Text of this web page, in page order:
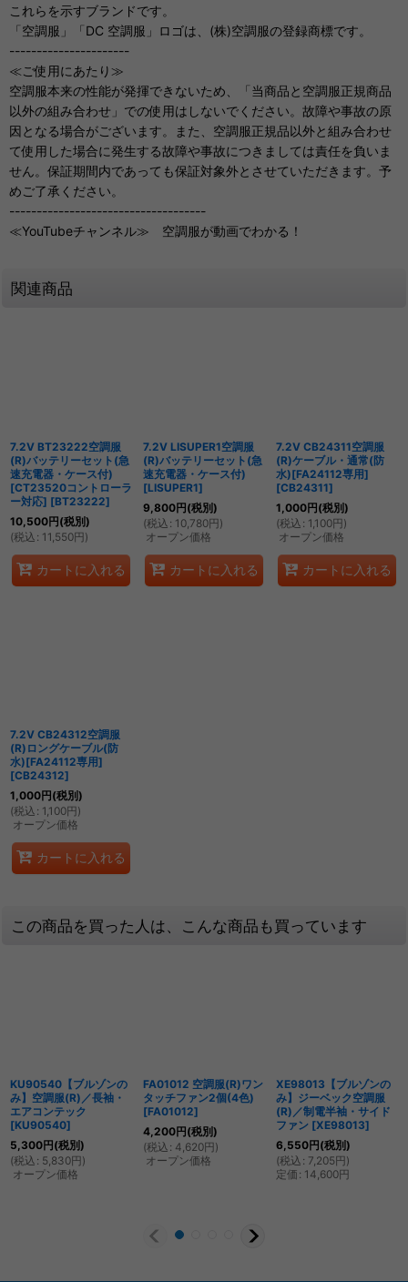
これらを示すブランドです。
「空調服」「DC 空調服」ロゴは、(株)空調服の登録商標です。
----------------------
≪ご使用にあたり≫
空調服本来の性能が発揮できないため、「当商品と空調服正規商品
以外の組み合わせ」での使用はしないでください。故障や事故の原
因となる場合がございます。また、空調服正規品以外と組み合わせ
て使用した場合に発生する故障や事故につきましては責任を負いま
せん。保証期間内であっても保証対象外とさせていただきます。予
めご了承ください。
------------------------------------
≪YouTubeチャンネル≫ 空調服が動画でわかる！
関連商品
7.2V BT23222空調服
(R)バッテリーセット(急
速充電器・ケース付)
[CT23520コントローラ
ー対応] [BT23222]
10,500円(税別)
(税込 : 11,550円)
カートに入れる
7.2V LISUPER1空調服
(R)バッテリーセット(急
速充電器・ケース付)
[LISUPER1]
9,800円(税別)
(税込 : 10,780円)
オープン価格
カートに入れる
7.2V CB24311空調服
(R)ケーブル・通常(防
水)[FA24112専用]
[CB24311]
1,000円(税別)
(税込 : 1,100円)
オープン価格
カートに入れる
7.2V CB24312空調服
(R)ロングケーブル(防
水)[FA24112専用]
[CB24312]
1,000円(税別)
(税込 : 1,100円)
オープン価格
カートに入れる
この商品を買った人は、こんな商品も買っています
KU90540【ブルゾンの
み】空調服(R)／長袖・
エアコンテック
[KU90540]
5,300円(税別)
(税込 : 5,830円)
オープン価格
FA01012 空調服(R)ワン
タッチファン2個(4色)
[FA01012]
4,200円(税別)
(税込 : 4,620円)
オープン価格
XE98013【ブルゾンの
み】ジーベック空調服
(R)／制電半袖・サイド
ファン [XE98013]
6,550円(税別)
(税込 : 7,205円)
定価 : 14,600円